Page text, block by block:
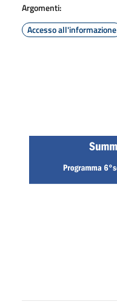
Argomenti:
Accesso all'informazione